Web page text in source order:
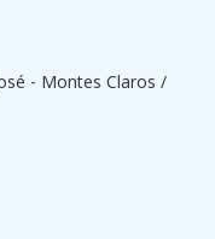
- Montes Claros /